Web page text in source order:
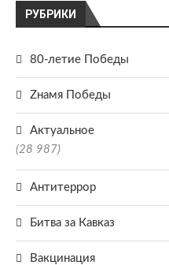
РУБРИКИ
80-летие Победы
Zнамя Победы
Актуальное
(28 987)
Антитеррор
Битва за Кавказ
Вакцинация